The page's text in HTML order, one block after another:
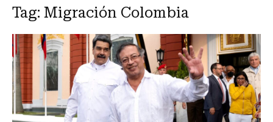
Tag: Migración Colombia